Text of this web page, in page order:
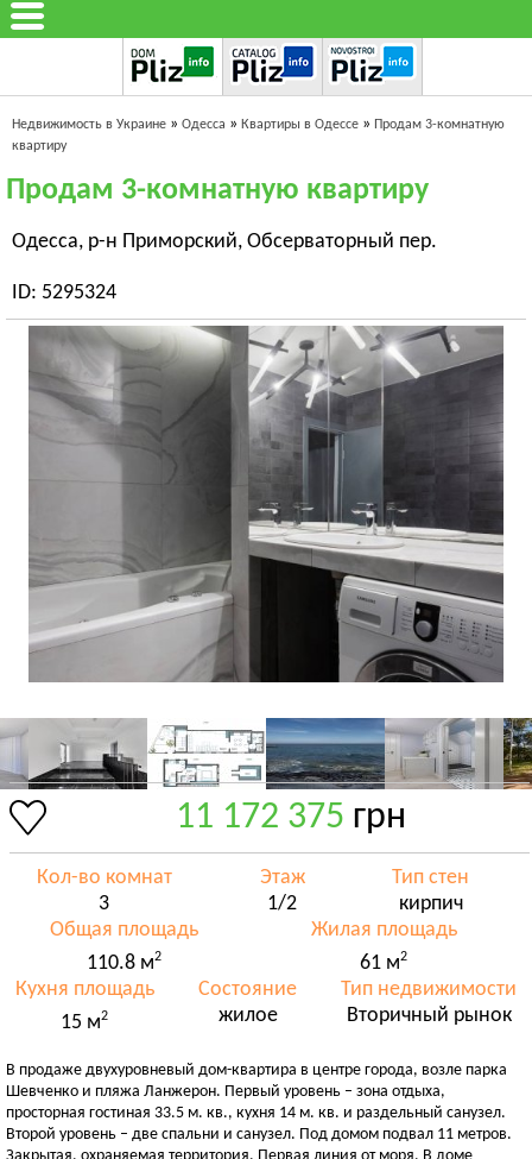
Недвижимость в Украине » Одесса » Квартиры в Одессе » Продам 3-комнатную
квартиру
Продам 3-комнатную квартиру
Одесса, р-н Приморский, Обсерваторный пер.
ID: 5295324
11 172 375 грн
Кол-во комнат
3
Этаж
1/2
Тип стен
кирпич
Общая площадь
110.8 м2
Жилая площадь
61 м2
Кухня площадь
15 м2
Состояние
жилое
Тип недвижимости
Вторичный рынок
В продаже двухуровневый дом-квартира в центре города, возле парка
Шевченко и пляжа Ланжерон. Первый уровень – зона отдыха,
просторная гостиная 33.5 м. кв., кухня 14 м. кв. и раздельный санузел.
Второй уровень – две спальни и санузел. Под домом подвал 11 метров.